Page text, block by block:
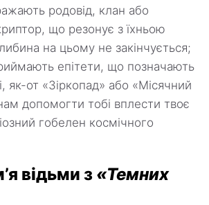
родовід, клан або
що резонує з їхньою
на цьому не закінчується;
епітети, що позначають
як-от «Зіркопад» або «Місячний
допомогти тобі вплести твоє
гобелен космічного
відьми з «Темних